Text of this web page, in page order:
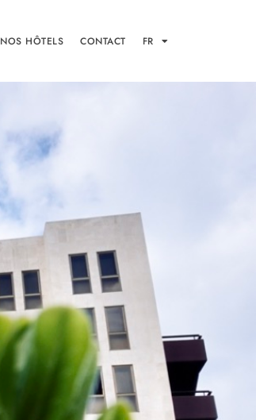
NOS HÔTELS CONTACT FR